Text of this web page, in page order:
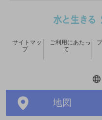
地図
COPYRIGHT ©
ALL
サイトマッ
プ
ご利用にあたっ
て